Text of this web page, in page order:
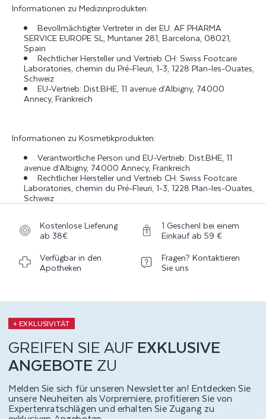
Informationen zu Medizinprodukten:
Bevollmächtigter Vertreter in der EU: AF PHARMA
SERVICE EUROPE SL, Muntaner 281, Barcelona, 08021,
Spain
Rechtlicher Hersteller und Vertrieb CH: Swiss Footcare
Laboratories, chemin du Pré-Fleuri, 1-3, 1228 Plan-les-Ouates,
Schweiz
EU-Vertrieb: Dist.BHE, 11 avenue d’Albigny, 74000
Annecy, Frankreich
Informationen zu Kosmetikprodukten:
Verantwortliche Person und EU-Vertrieb: Dist.BHE, 11
avenue d’Albigny, 74000 Annecy, Frankreich
Rechtlicher Hersteller und Vertrieb CH: Swiss Footcare
Laboratories, chemin du Pré-Fleuri, 1-3, 1228 Plan-les-Ouates,
Schweiz
Kostenlose Lieferung
ab 38€
1 Geschenl bei einem
Einkauf ab 59 €
Verfügbar in den
Apotheken
Fragen? Kontaktieren
Sie uns
+ EXKLUSIVITÄT
GREIFEN SIE AUFEXKLUSIVE
ANGEBOTE ZU
Melden Sie sich für unseren Newsletter an! Entdecken Sie
unsere Neuheiten als Vorpremiere, profitieren Sie von
Expertenratschlägen und erhalten Sie Zugang zu